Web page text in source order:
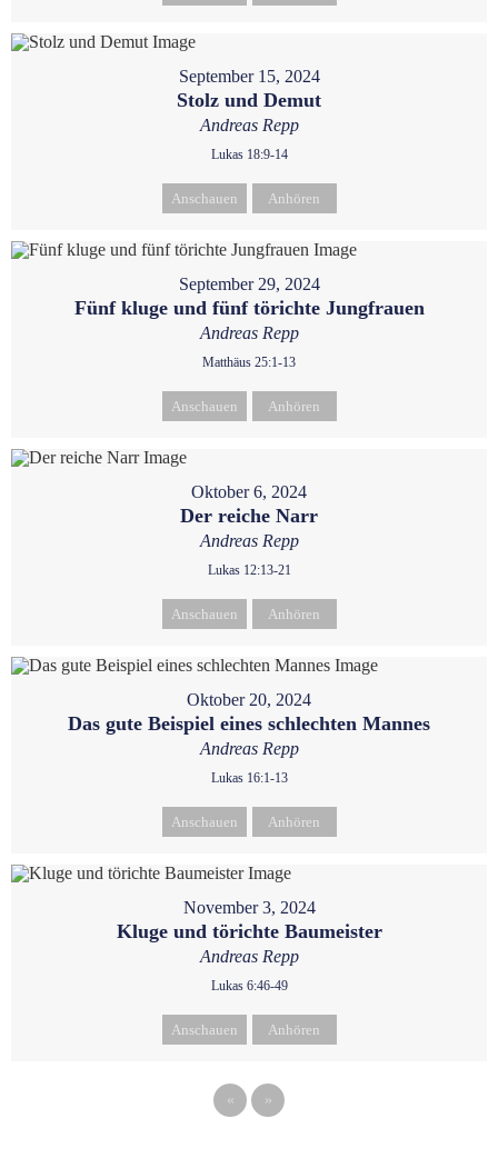
September 15, 2024
Stolz und Demut
Andreas Repp
Lukas 18:9-14
Anschauen Anhören
September 29, 2024
Fünf kluge und fünf törichte Jungfrauen
Andreas Repp
Matthäus 25:1-13
Anschauen Anhören
Oktober 6, 2024
Der reiche Narr
Andreas Repp
Lukas 12:13-21
Anschauen Anhören
Oktober 20, 2024
Das gute Beispiel eines schlechten Mannes
Andreas Repp
Lukas 16:1-13
Anschauen Anhören
November 3, 2024
Kluge und törichte Baumeister
Andreas Repp
Lukas 6:46-49
Anschauen Anhören
« »